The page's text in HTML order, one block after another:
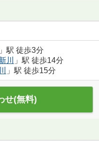
駅 徒歩3分
川
」駅 徒歩14分
」駅 徒歩15分
せ(無料)